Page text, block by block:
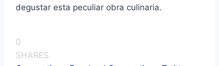
degustar esta peculiar obra culinaria.
0
SHARES